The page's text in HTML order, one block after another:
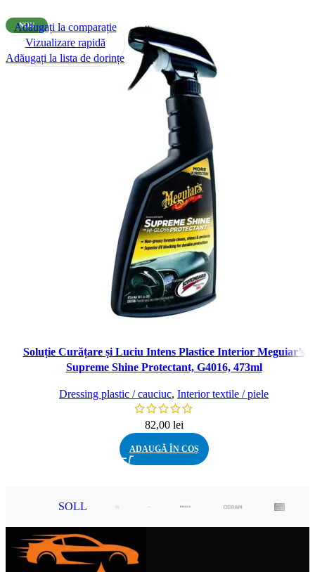
NOU
Adăugați la comparație
Vizualizare rapidă
Adăugați la lista de dorințe
Soluție Curățare și Luciu Intens Plastice Interior Meguiar’s
Supreme Shine Protectant, G4016, 473ml
Dressing plastic / cauciuc, Interior textile / piele
82,00 lei
ADAUGĂ ÎN COȘ
SOLL